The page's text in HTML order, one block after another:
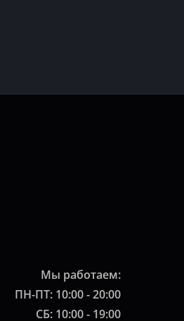
Мы работаем:
ПН-ПТ: 10:00 - 20:00
СБ: 10:00 - 19:00